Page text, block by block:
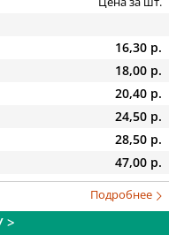
16,30 р.
18,00 р.
20,40 р.
24,50 р.
28,50 р.
47,00 р.
Подробнее
>